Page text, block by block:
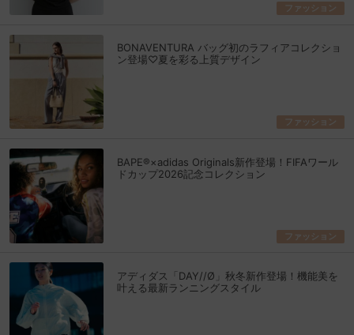
ファッション
BONAVENTURA バッグ初のラフィアコレクショ
ン登場♡夏を彩る上質デザイン
ファッション
BAPE®×adidas Originals新作登場！FIFAワール
ドカップ2026記念コレクション
ファッション
アディダス「DAY//Ø」秋冬新作登場！機能美を
叶える最新ランニングスタイル